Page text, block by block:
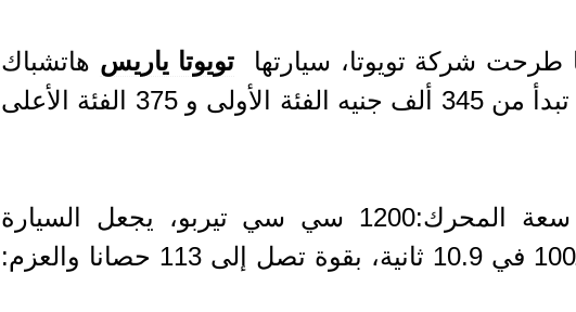
شركة تويوتا، سيارتها تويوتا ياريس هاتشباك
الجديدة بأسعار تبدأ من 345 ألف جنيه الفئة الأولى و 375 الفئة الأعلى
زودت بمحرك سعة المحرك:1200 سي سي تيربو، يجعل السيارة
تتسارع من 0 لـ100 في 10.9 ثانية، بقوة تصل إلى 113 حصانا والعزم:
السويد بعد تحركها لثوانٍ معدودة.